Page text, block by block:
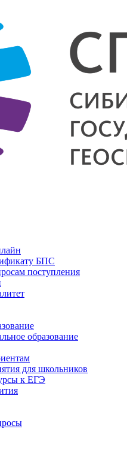
БПС
поступления
образование
для школьников
к ЕГЭ